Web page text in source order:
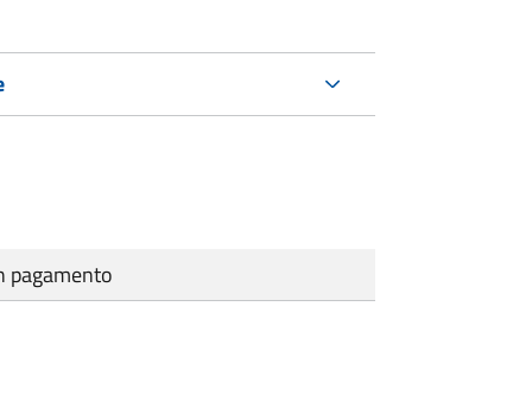
pagamento